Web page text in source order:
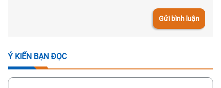
Gửi bình luận
Ý KIẾN BẠN ĐỌC